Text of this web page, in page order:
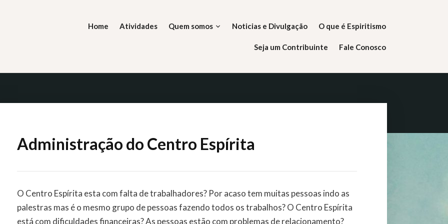
content
Home Atividades Quem somos Noticias e Divulgação O que é Espiritismo
Seja um Contribuinte Fale Conosco
Administração do Centro Espírita
O Centro Espírita esta com falta de trabalhadores? Por acaso tem muitas pessoas indo as
palestras mas é o mesmo grupo de pessoas fazendo todos os trabalhos? O Centro Espírita
está com dificuldades financeiras? As pessoas estão com problemas de relacionamento?